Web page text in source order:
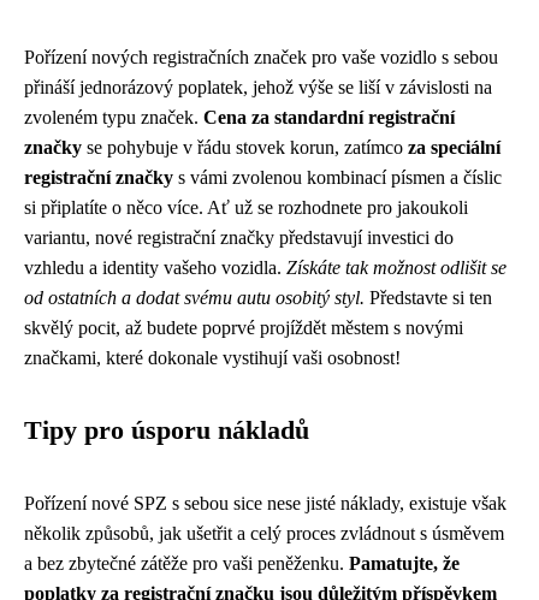
Pořízení nových registračních značek pro vaše vozidlo s sebou
přináší jednorázový poplatek, jehož výše se liší v závislosti na
zvoleném typu značek. Cena za standardní registrační
značky se pohybuje v řádu stovek korun, zatímco za speciální
registrační značky s vámi zvolenou kombinací písmen a číslic
si připlatíte o něco více. Ať už se rozhodnete pro jakoukoli
variantu, nové registrační značky představují investici do
vzhledu a identity vašeho vozidla. Získáte tak možnost odlišit se
od ostatních a dodat svému autu osobitý styl. Představte si ten
skvělý pocit, až budete poprvé projíždět městem s novými
značkami, které dokonale vystihují vaši osobnost!
Tipy pro úsporu nákladů
Pořízení nové SPZ s sebou sice nese jisté náklady, existuje však
několik způsobů, jak ušetřit a celý proces zvládnout s úsměvem
a bez zbytečné zátěže pro vaši peněženku. Pamatujte, že
poplatky za registrační značku jsou důležitým příspěvkem